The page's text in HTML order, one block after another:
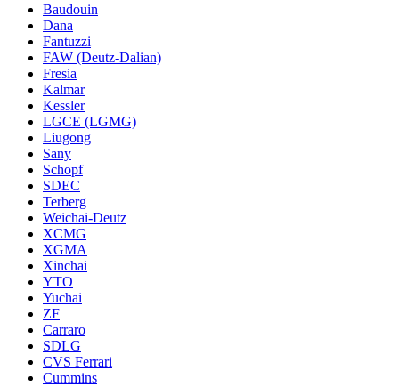
Baudouin
Dana
Fantuzzi
FAW (Deutz-Dalian)
Fresia
Kalmar
Kessler
LGCE (LGMG)
Liugong
Sany
Schopf
SDEC
Terberg
Weichai-Deutz
XCMG
XGMA
Xinchai
YTO
Yuchai
ZF
Carraro
SDLG
CVS Ferrari
Cummins